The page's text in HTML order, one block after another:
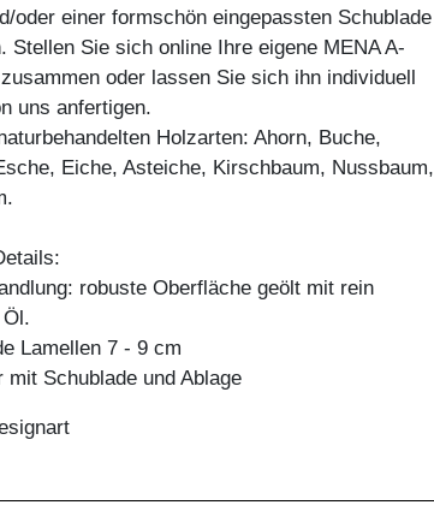
oder einer formschön eingepassten Schublade
Stellen Sie sich online Ihre eigene MENA A-
oder lassen Sie sich ihn individuell
uns anfertigen.
Holzarten: Ahorn, Buche,
Eiche, Asteiche, Kirschbaum, Nussbaum,
robuste Oberfläche geölt mit rein
Lamellen 7 - 9 cm
mit Schublade und Ablage